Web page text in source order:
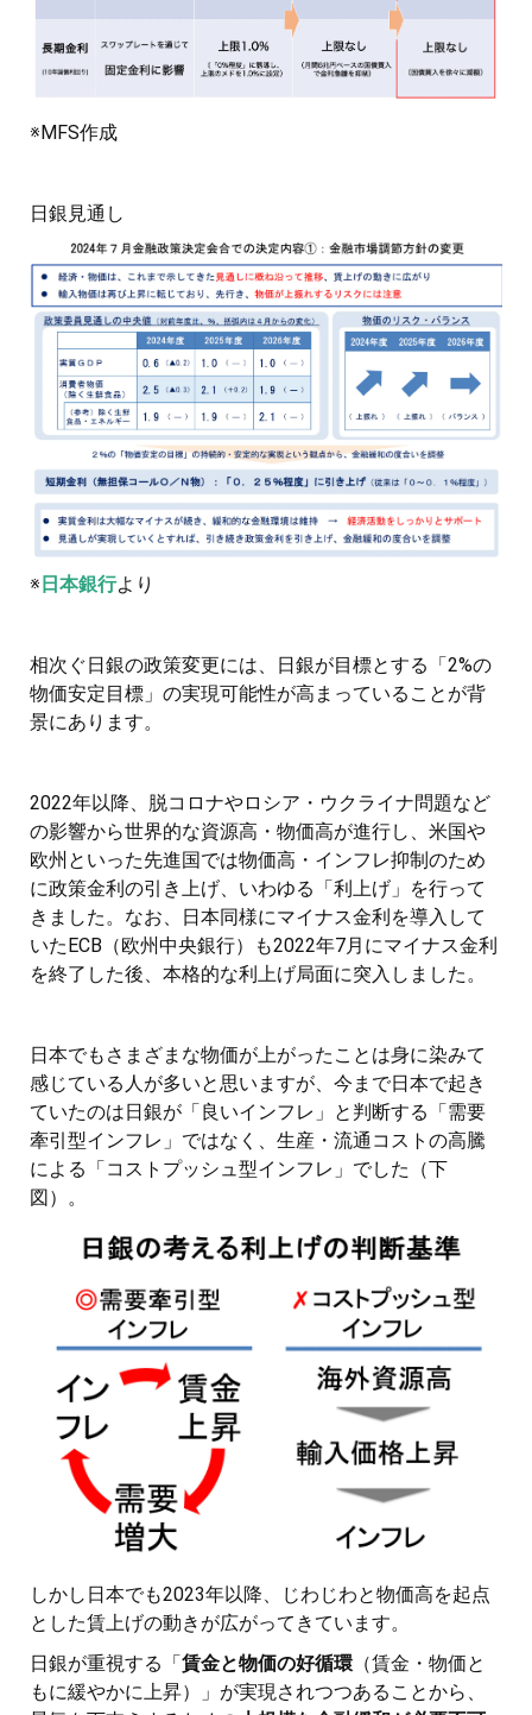
※MFS作成
日銀見通し
※ 日本銀行より
相次ぐ日銀の政策変更には、日銀が目標とする「2%の
物価安定目標」の実現可能性が高まっていることが背
景にあります。
2022年以降、脱コロナやロシア・ウクライナ問題など
の影響から世界的な資源高・物価高が進行し、米国や
欧州といった先進国では物価高・インフレ抑制のため
に政策金利の引き上げ、いわゆる「利上げ」を行って
きました。なお、日本同様にマイナス金利を導入して
いたECB（欧州中央銀行）も2022年7月にマイナス金利
を終了した後、本格的な利上げ局面に突入しました。
日本でもさまざまな物価が上がったことは身に染みて
感じている人が多いと思いますが、今まで日本で起き
ていたのは日銀が「良いインフレ」と判断する「需要
牽引型インフレ」ではなく、生産・流通コストの高騰
による「コストプッシュ型インフレ」でした（下
図）。
しかし日本でも2023年以降、じわじわと物価高を起点
とした賃上げの動きが広がってきています。
日銀が重視する「 賃金と物価の好循環 （賃金・物価と
もに緩やかに上昇）」が実現されつつあることから、